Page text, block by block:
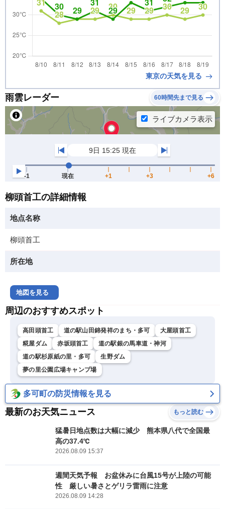
東京の天気を見る
雨雲レーダー 60時間先まで見る
柳頭首工の詳細情報
地点名称
柳頭首工
所在地
地図を見る
周辺のおすすめスポット
高田頭首工 道の駅山田錦発祥のまち・多可
大屋頭首工
糀屋ダム
赤坂頭首工
道の駅銀の馬車道・神河
道の駅杉原紙の里・多可
生野ダム
夢の里公園広場キャンプ場
多可町の防災情報を見る
最新のお天気ニュース もっと読む
猛暑日地点数は大幅に減少 熊本県八代で全国最
高の37.4℃
2026.08.09 15:37
週間天気予報 お盆休みに台風15号が上陸の可能
性 厳しい暑さとゲリラ雷雨に注意
2026.08.09 14:28